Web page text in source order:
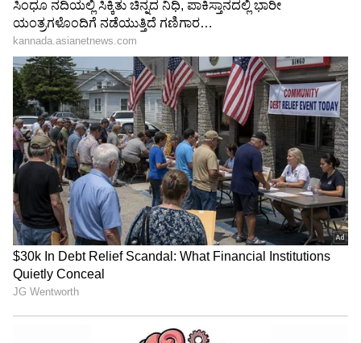
ಜಿಮ್‌ ಇಲ್ಲ, ಫ್ಯಾನ್ಸಿ ಡಯೆಟ್‌ ಮಾಡದೆ 20kg ತೂಕ
ಇಳಿಸಿಕೊಂಡ್ರು; ಹುಬ್ಬಳ್ಳಿಯ ಪ್ರವೀಣ್‌ ಗುಡಿ ಸೀಕ್ರೇಟ್‌
ಇದು!
3
7
Image Credit :Asianet News
ನಿದ್ರೆ ಕೊರತೆ
ಮುಖ್ಯವಲ್ಲ, ಯಾವ ಪ್ರಮಾಣದಲ್ಲಿ ನಿದ್ರೆ ಮಾಡ್ತೀರಿ ಎಂಬುದು